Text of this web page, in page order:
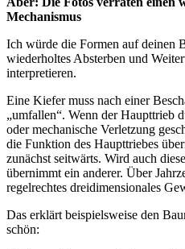
Mechanismus
Ich würde die Formen auf deinen
wiederholtes Absterben und
interpretieren.
Eine Kiefer muss nach einer
„umfallen“. Wenn der Haupttrieb
oder mechanische Verletzung
die Funktion des Haupttriebes
zunächst seitwärts. Wird auch
übernimmt ein anderer. Über
regelrechtes dreidimensionales
Das erklärt beispielsweise den
schön: